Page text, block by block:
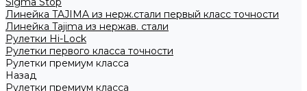
Линейка TAJIMA из нерж.стали первый класс точности
Линейка Tajima из нержав. стали
Рулетки Hi-Lock
Рулетки первого класса точности
Рулетки премиум класса
Назад
Рулетки премиум класса